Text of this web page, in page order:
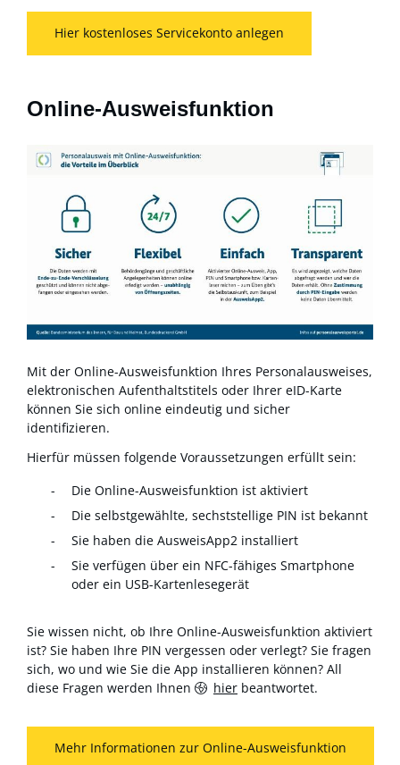
Hier kostenloses Servicekonto anlegen
Online-Ausweisfunktion
Mit der Online-Ausweisfunktion Ihres Personalausweises,
elektronischen Aufenthaltstitels oder Ihrer eID-Karte
können Sie sich online eindeutig und sicher
identifizieren.
Hierfür müssen folgende Voraussetzungen erfüllt sein:
Die Online-Ausweisfunktion ist aktiviert
Die selbstgewählte, sechststellige PIN ist bekannt
Sie haben die AusweisApp2 installiert
Sie verfügen über ein NFC-fähiges Smartphone
oder ein USB-Kartenlesegerät
Sie wissen nicht, ob Ihre Online-Ausweisfunktion aktiviert
ist? Sie haben Ihre PIN vergessen oder verlegt? Sie fragen
sich, wo und wie Sie die App installieren können? All
diese Fragen werden Ihnen
hier beantwortet.
Mehr Informationen zur Online-Ausweisfunktion